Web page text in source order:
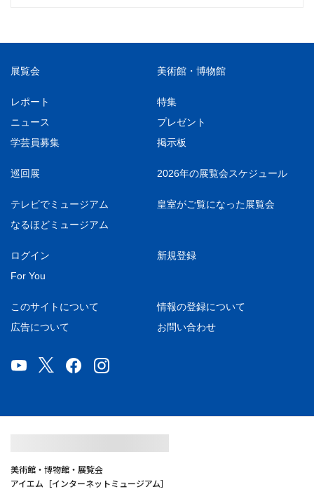
展覧会 美術館・博物館
レポート
特集
ニュース
プレゼント
学芸員募集
掲示板
巡回展 2026年の展覧会スケジュール
テレビでミュージアム
皇室がご覧になった展覧会
なるほどミュージアム
ログイン
新規登録
For You
このサイトについて
情報の登録について
広告について
お問い合わせ
美術館・博物館・展覧会
アイエム［インターネットミュージアム］